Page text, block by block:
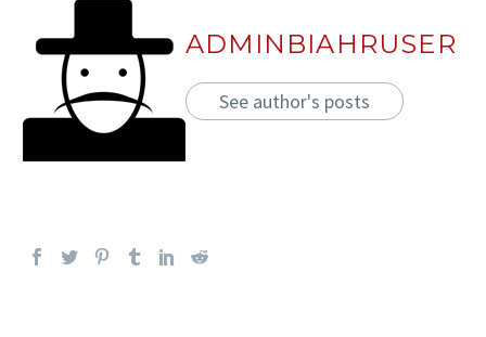
ADMINBIAHRUSER
See author's posts